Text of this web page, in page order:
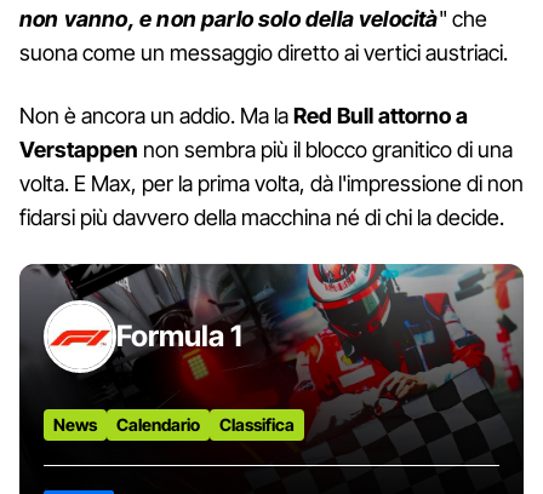
non vanno, e non parlo solo della velocità" che
suona come un messaggio diretto ai vertici austriaci.
Non è ancora un addio. Ma laRed Bull attorno a
Verstappen non sembra più il blocco granitico di una
volta. E Max, per la prima volta, dà l'impressione di non
fidarsi più davvero della macchina né di chi la decide.
Formula 1
News Calendario Classifica